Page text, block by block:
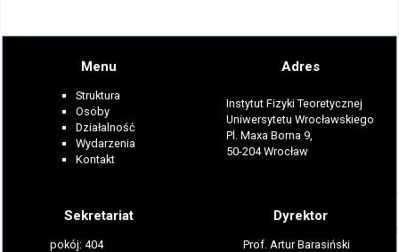
Menu
Struktura
Osoby
Działalność
Wydarzenia
Kontakt
Adres
Instytut Fizyki Teoretycznej
Uniwersytetu Wrocławskiego
Pl. Maxa Borna 9,
50-204 Wrocław
Sekretariat
pokój: 404
Dyrektor
Prof. Artur Barasiński